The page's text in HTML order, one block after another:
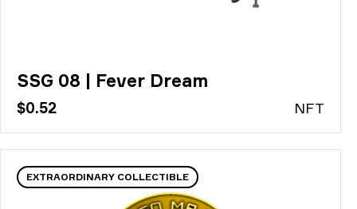
SSG 08 | Fever Dream
$0.52 NFT
EXTRAORDINARY COLLECTIBLE